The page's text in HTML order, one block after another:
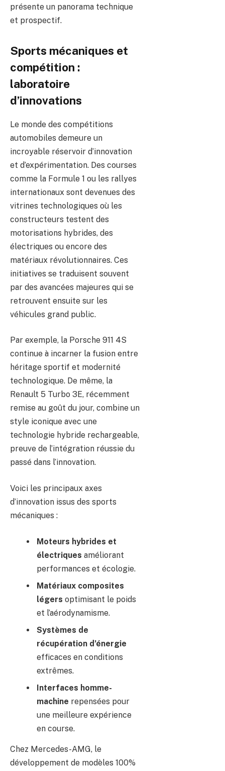
présente un panorama technique
et prospectif.
Sports mécaniques et
compétition :
laboratoire
d’innovations
Le monde des compétitions
automobiles demeure un
incroyable réservoir d’innovation
et d’expérimentation. Des courses
comme la Formule 1 ou les rallyes
internationaux sont devenues des
vitrines technologiques où les
constructeurs testent des
motorisations hybrides, des
électriques ou encore des
matériaux révolutionnaires. Ces
initiatives se traduisent souvent
par des avancées majeures qui se
retrouvent ensuite sur les
véhicules grand public.
Par exemple, la Porsche 911 4S
continue à incarner la fusion entre
héritage sportif et modernité
technologique. De même, la
Renault 5 Turbo 3E, récemment
remise au goût du jour, combine un
style iconique avec une
technologie hybride rechargeable,
preuve de l’intégration réussie du
passé dans l’innovation.
Voici les principaux axes
d’innovation issus des sports
mécaniques :
Moteurs hybrides et
électriques améliorant
performances et écologie.
Matériaux composites
légers optimisant le poids
et l’aérodynamisme.
Systèmes de
récupération d’énergie
efficaces en conditions
extrêmes.
Interfaces homme-
machine repensées pour
une meilleure expérience
en course.
Chez Mercedes-AMG, le
développement de modèles 100%